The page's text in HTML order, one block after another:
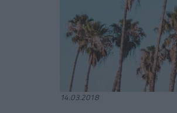
14.03.2018